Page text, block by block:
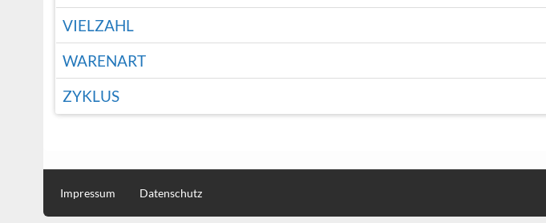
VIELZAHL
WARENART
ZYKLUS
Impressum Datenschutz